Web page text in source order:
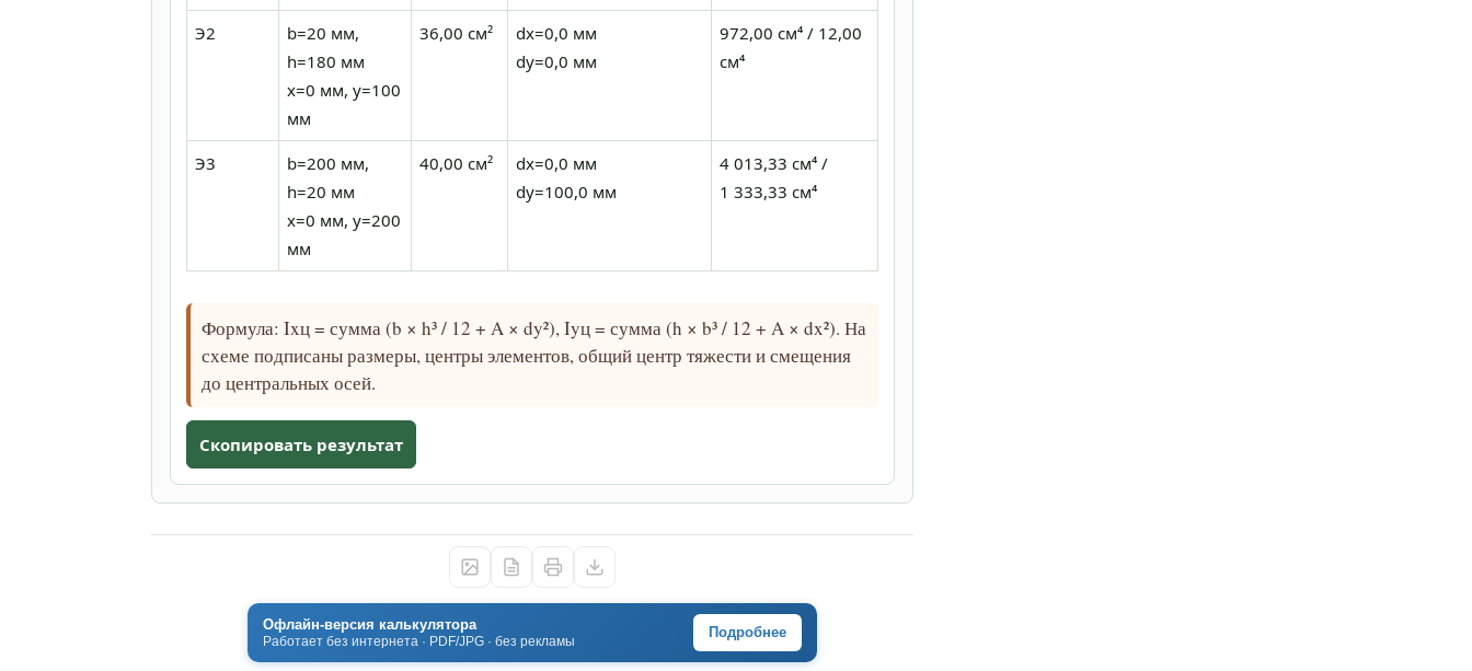
Э2
b=20 мм,
h=180 мм
x=0 мм, y=100
мм
36,00 см²
dx=0,0 мм
dy=0,0 мм
972,00 см⁴ / 12,00
см⁴
Э3
b=200 мм,
h=20 мм
x=0 мм, y=200
мм
40,00 см²
dx=0,0 мм
dy=100,0 мм
4 013,33 см⁴ /
1 333,33 см⁴
Формула: Ixц = сумма (b × h³ / 12 + A × dy²), Iyц = сумма (h × b³ / 12 + A × dx²). На
схеме подписаны размеры, центры элементов, общий центр тяжести и смещения
до центральных осей.
Скопировать результат
Офлайн-версия калькулятора
Работает без интернета · PDF/JPG · без рекламы
Подробнее